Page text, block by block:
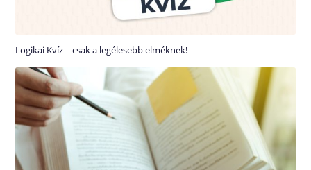
Logikai Kvíz – csak a legélesebb elméknek!